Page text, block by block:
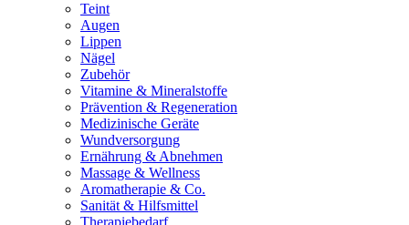
Teint
Augen
Lippen
Nägel
Zubehör
Vitamine & Mineralstoffe
Prävention & Regeneration
Medizinische Geräte
Wundversorgung
Ernährung & Abnehmen
Massage & Wellness
Aromatherapie & Co.
Sanität & Hilfsmittel
Therapiebedarf